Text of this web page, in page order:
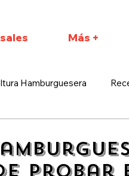
Más +
Hamburguesera
probar